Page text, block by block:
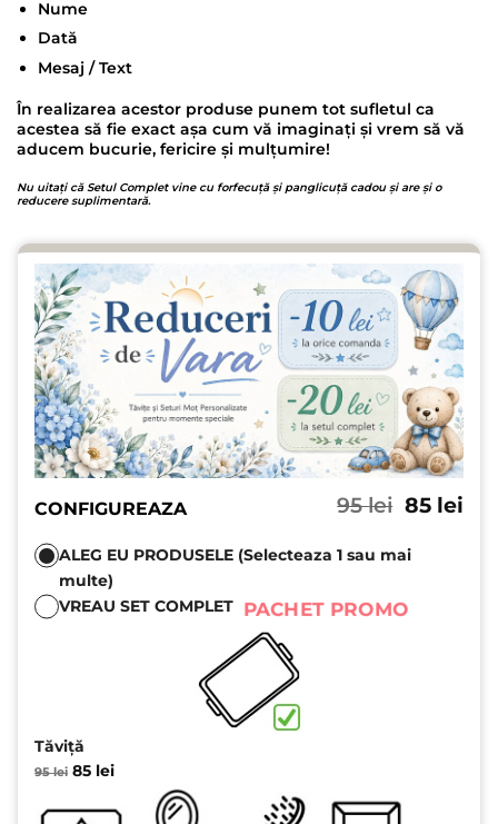
Nume
Dată
Mesaj / Text
În realizarea acestor produse punem tot sufletul ca
acestea să fie exact așa cum vă imaginați și vrem să vă
aducem bucurie, fericire și mulțumire!
Nu uitați că Setul Complet vine cu forfecuță și panglicuță cadou și are și o
reducere suplimentară.
CONFIGUREAZA 95lei Prețul
a
fost:
85 lei
ALEG EU PRODUSELE (Selecteaza 1 sau mai
multe)
VREAU SET COMPLET PACHET PROMO
Tăviță
95lei Prețul
fost:
85 leiPrețul
85 lei.